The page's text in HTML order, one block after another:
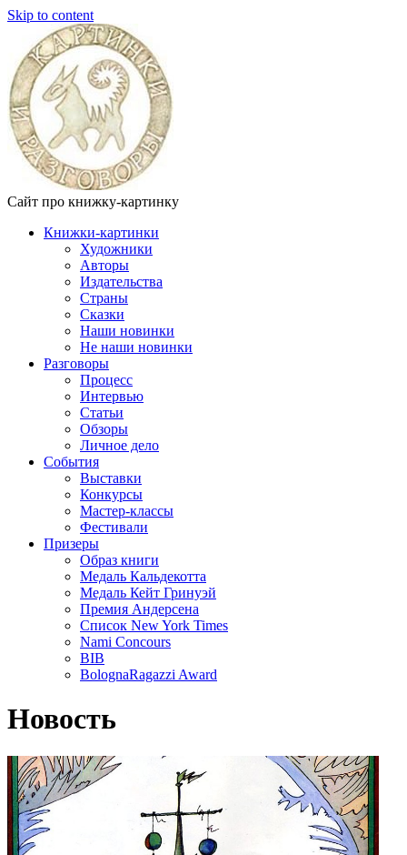
Skip to content
Сайт про книжку-картинку
Книжки-картинки
Художники
Авторы
Издательства
Страны
Сказки
Наши новинки
Не наши новинки
Разговоры
Процесс
Интервью
Статьи
Обзоры
Личное дело
События
Выставки
Конкурсы
Мастер-классы
Фестивали
Призеры
Образ книги
Медаль Кальдекотта
Медаль Кейт Гринуэй
Премия Андерсена
Список New York Times
Nami Concours
BIB
BolognaRagazzi Award
Новость